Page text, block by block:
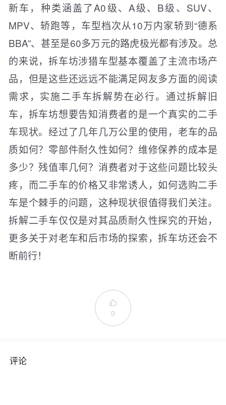
新车，种类涵盖了A0级、A级、B级、SUV、
MPV、轿跑等，车型档次从10万内家轿到“德系
BBA”、甚至是60多万元的路虎极光都有涉及。总
的来说，拆车坊涉猎车型基本覆盖了主流市场产
品，但是这些还远远不能满足网友多方面的阅读
需求，实施二手车拆解势在必行。通过拆解旧
车，拆车坊想要告知消费者的是一个真实的二手
车现状。经过了几年几万公里的使用，老车的品
质如何？零部件耐久性如何？维修保养的成本是
多少？残值率几何？消费者对于这些问题比较头
疼，而二手车的价格又非常诱人，如何选购二手
车是个棘手的问题，这种现状很值得我们关注。
拆解二手车仅仅是对其品质耐久性探究的开始，
更多关于对老车和后市场的探索，拆车坊还会不
断前行！

0
评论